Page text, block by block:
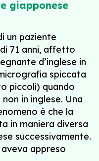
giapponese
un paziente
71 anni, affetto
d’inglese in
spiccata
piccoli) quando
in inglese. Una
è che la
in maniera diversa
successivamente.
appreso